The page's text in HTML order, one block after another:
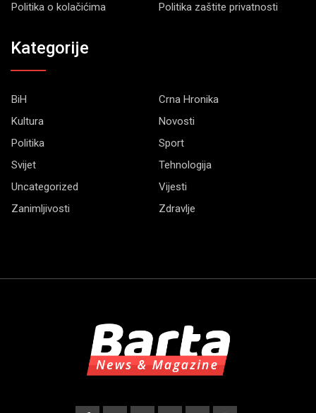
Politika o kolačićima
Politika zaštite privatnosti
Kategorije
BiH
Crna Hronika
Kultura
Novosti
Politika
Sport
Svijet
Tehnologija
Uncategorized
Vijesti
Zanimljivosti
Zdravlje